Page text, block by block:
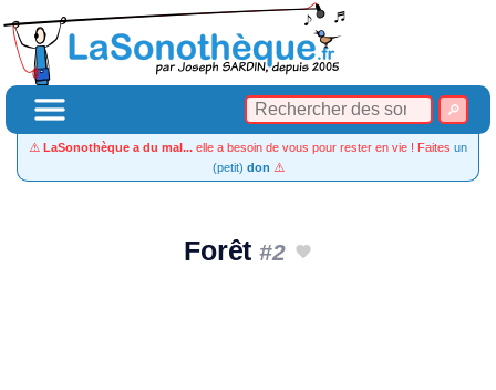
⚠️ LaSonothèque a du mal... elle a besoin de vous pour rester en vie ! Faites un
(petit) don ⚠️
Forêt #2